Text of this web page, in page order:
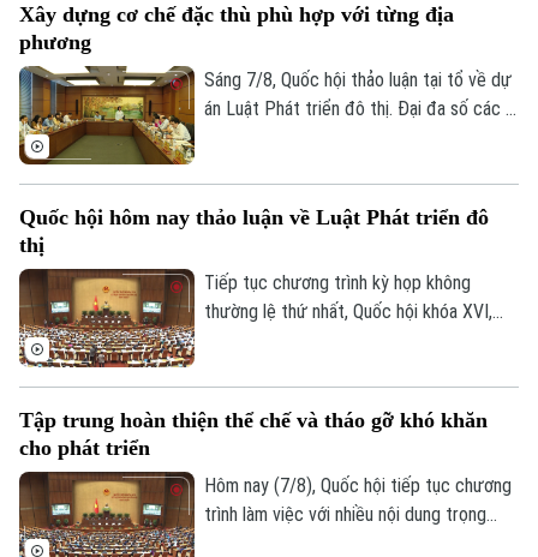
Chuyên mục
Thời sự
Hà Nội
Hà Nội
đô thị là cách tiếp cận mới: thay vì chờ
thảo luật mở rộng quyền chủ động cho
địa phương, đi cùng trách nhiệm giải trình.
Xây dựng cơ chế đặc thù phù hợp với từng địa
phương
Sáng 7/8, Quốc hội thảo luận tại tổ về dự
án Luật Phát triển đô thị. Đại đa số các ý
phải căn cứ vào tình hình, đặc điểm của
Quốc hội hôm nay thảo luận về Luật Phát triển đô
thị
Tiếp tục chương trình kỳ họp không
thường lệ thứ nhất, Quốc hội khóa XVI,
triển đô thị.
Tập trung hoàn thiện thể chế và tháo gỡ khó khăn
cho phát triển
Hôm nay (7/8), Quốc hội tiếp tục chương
trình làm việc với nhiều nội dung trọng